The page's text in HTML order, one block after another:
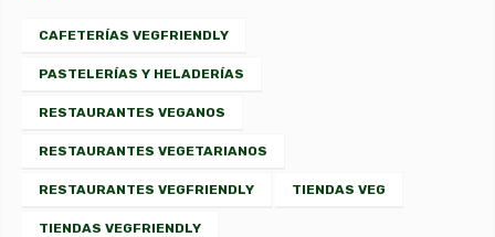
CAFETERÍAS VEGFRIENDLY
PASTELERÍAS Y HELADERÍAS
RESTAURANTES VEGANOS
RESTAURANTES VEGETARIANOS
RESTAURANTES VEGFRIENDLY TIENDAS VEG
TIENDAS VEGFRIENDLY